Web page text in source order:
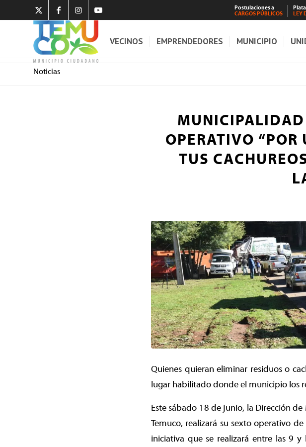
Postulaciones a
CARGOS PÚBLICOS
LEY
VECINOS EMPRENDEDORES MUNICIPIO
Noticias
OPERATIVO
TUS
Quienes quieran eliminar residuos o
lugar habilitado donde el municipio los
Este sábado 18 de junio, la Dirección
Temuco, realizará su sexto operativo
iniciativa que se realizará entre las 9